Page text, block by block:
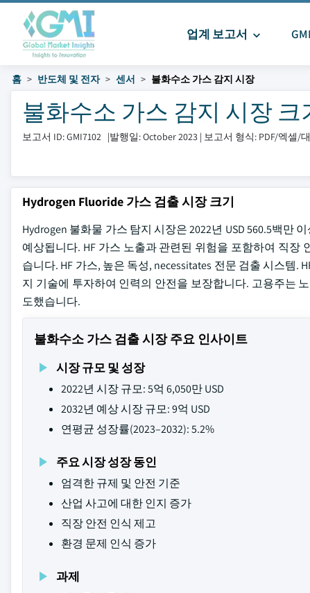
업계 보고서
홈 반도체 및 전자 센서 불화수소 가스 감지 시장
불화수소 가스 감지 시장 크
보고서 ID: GMI7102 |발행일: October 2023 | 보고서 형식: PDF/엑셀/
Hydrogen Fluoride 가스 검출 시장 크기
Hydrogen 불화물 가스 탐지 시장은 2022년 USD 560.5백만
예상됩니다. HF 가스 노출과 관련된 위험을 포함하여 직
습니다. HF 가스, 높은 독성, necessitates 전문 검출 시스템
지 기술에 투자하여 인력의 안전을 보장합니다. 고용주는
도했습니다.
불화수소 가스 검출 시장 주요 인사이트
시장 규모 및 성장
2022년 시장 규모: 5억 6,050만 USD
2032년 예상 시장 규모: 9억 USD
연평균 성장률(2023–2032): 5.2%
주요 시장 성장 동인
엄격한 규제 및 안전 기준
산업 사고에 대한 인지 증가
직장 안전 인식 제고
환경 문제 인식 증가
과제